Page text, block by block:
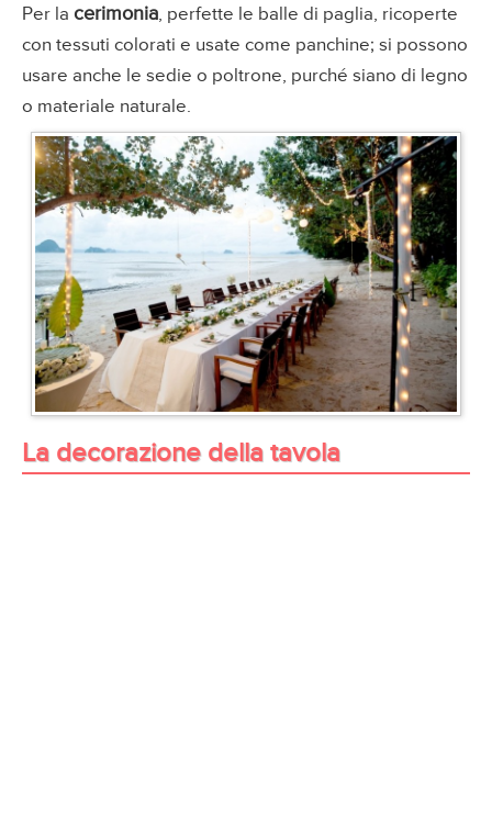
Per la cerimonia, perfette le balle di paglia, ricoperte
con tessuti colorati e usate come panchine; si possono
usare anche le sedie o poltrone, purché siano di legno
o materiale naturale.
La decorazione della tavola